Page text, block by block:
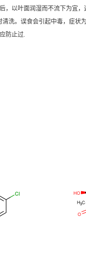
，以叶面润湿而不流下为宜
洗。误食会引起中毒，症
防止过.